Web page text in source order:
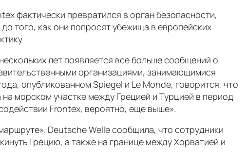
фактически превратился в орган безопасности,
того, как они попросят убежища в европейских
лет появляется все больше сообщений о
организациями, занимающимися
опубликованном Spiegel и Le Monde, говорится, что
морском участке между Грецией и Турцией в период
Frontex, вероятно, еще выше».
Deutsche Welle сообщила, что сотрудники
Грецию, а также на границе между Хорватией и